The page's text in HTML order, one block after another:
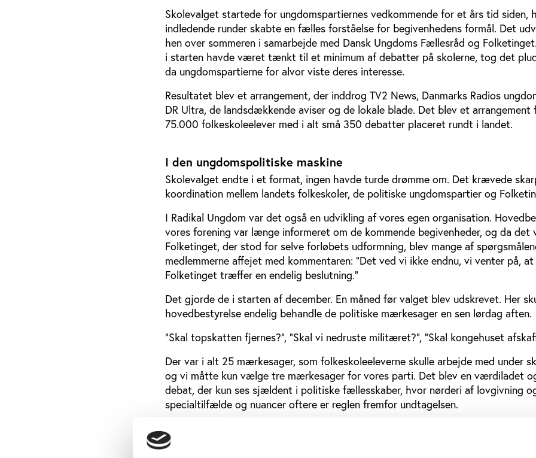
Skolevalget startede for ungdomspartiernes vedkommende for et års tid siden,
indledende runder skabte en fælles forståelse for begivenhedens formål. Det
hen over sommeren i samarbejde med Dansk Ungdoms Fællesråd og
i starten havde været tænkt til et minimum af debatter på skolerne, tog det
da ungdomspartierne for alvor viste deres interesse.
Resultatet blev et arrangement, der inddrog TV2 News, Danmarks Radios
DR Ultra, de landsdækkende aviser og de lokale blade. Det blev et arrangement
75.000 folkeskoleelever med i alt små 350 debatter placeret rundt i landet.
I den ungdomspolitiske maskine
Skolevalget endte i et format, ingen havde turde drømme om. Det krævede
koordination mellem landets folkeskoler, de politiske ungdomspartier og
I Radikal Ungdom var det også en udvikling af vores egen organisation.
vores forening var længe informeret om de kommende begivenheder, og da det
Folketinget, der stod for selve forløbets udformning, blev mange af
medlemmerne affejet med kommentaren: ”Det ved vi ikke endnu, vi venter på, at
Folketinget træffer en endelig beslutning.”
Det gjorde de i starten af december. En måned før valget blev udskrevet. Her
hovedbestyrelse endelig behandle de politiske mærkesager en sen lørdag aften.
”Skal topskatten fjernes?”, ”Skal vi nedruste militæret?”, ”Skal kongehuset
Der var i alt 25 mærkesager, som folkeskoleeleverne skulle arbejde med under
og vi måtte kun vælge tre mærkesager for vores parti. Det blev en værdiladet
debat, der kun ses sjældent i politiske fællesskaber, hvor nørderi af lovgivning
specialtilfælde og nuancer oftere er reglen fremfor undtagelsen.
beslutningerne træffes ved håndsoprækning.